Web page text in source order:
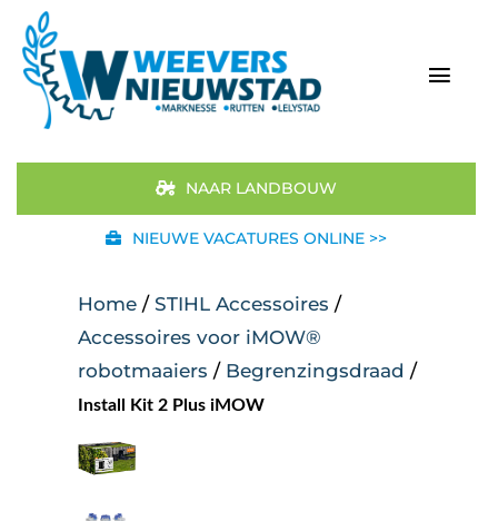
naar
inhoud
Aanbod
STIHL
Occasions
NAAR LANDBOUW
NIEUWE VACATURES ONLINE >>
Home / STIHL Accessoires /
Accessoires voor iMOW®
robotmaaiers / Begrenzingsdraad /
Install Kit 2 Plus iMOW